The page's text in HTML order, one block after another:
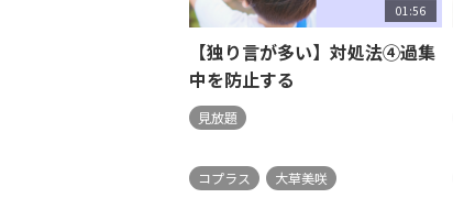
01:56
【独り言が多い】対処法④過集
中を防止する
見放題
コプラス 大草美咲